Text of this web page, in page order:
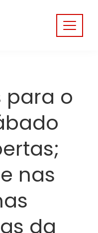
para o
nas
da